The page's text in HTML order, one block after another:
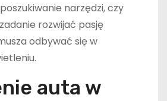
narzędzi, czy
rozwijać pasję
odbywać się w
auta w